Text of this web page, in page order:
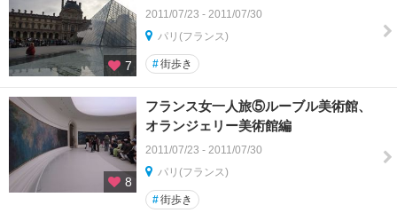
7
2011/07/23 - 2011/07/30
パリ(フランス)
#街歩き
8
フランス女一人旅⑤ルーブル美術館、
オランジェリー美術館編
2011/07/23 - 2011/07/30
パリ(フランス)
#街歩き